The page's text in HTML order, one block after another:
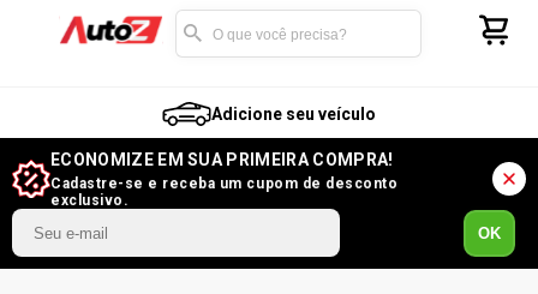
Adicione seu veículo
ECONOMIZE EM SUA PRIMEIRA COMPRA!
Cadastre-se e receba um cupom de desconto
exclusivo.
OK